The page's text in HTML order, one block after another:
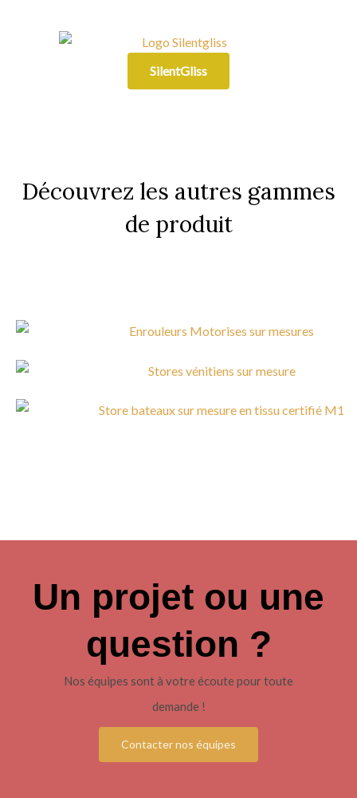
SilentGliss
Découvrez les autres gammes
de produit
Un projet ou une
question ?
Nos équipes sont à votre écoute pour toute
demande !
Contacter nos équipes